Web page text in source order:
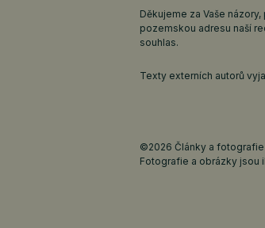
Děkujeme za Vaše
pozemskou adresu naší
souhlas.
Texty externích autorů
©2026 Články a
Fotografie a obrázky jsou